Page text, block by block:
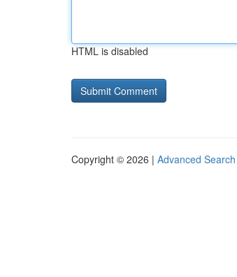
HTML is disabled
Copyright © 2026 | Advanced Search